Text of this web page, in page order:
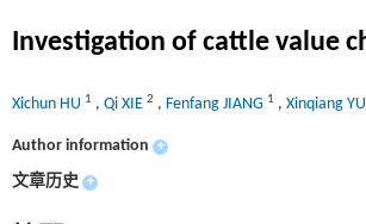
Investigation of cattle value
Xichun HU 1 , Qi XIE 2 , Fenfang JIANG 1 , Xinqiang YU
Author information +
文章历史 +